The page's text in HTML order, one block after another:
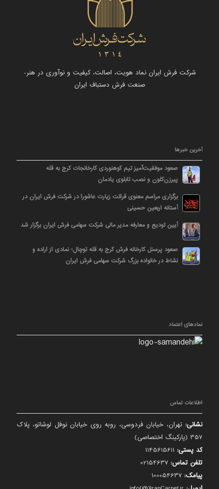
شرکت فرش ایران نماد هویت، اصالت، کیفیت و نوآوری در هنر-
صنعت فرش دستباف ایران
آخرین خبرها
صعود موفقیت‌آمیز تیم کوهنوردی کارخانجات کرج به قله
پیرزن‌کلون و نصب تابلوی یادمان
برگزاری مراسم معنوی قرائت زیارت عاشورا در شرکت فرش ایران در
آستانه اربعین حسینی
آیین تودیع و معارفه مدیر مالی شرکت سهامی فرش ایران برگزار شد
صعود پرسنل کارخانه فرش کرج به قله توچال؛ نمادی از اراده و
نشاط در خانواده بزرگ شرکت سهامی فرش ایران
نمادهای اعتماد
اطلاعات تماس
نشانی: تهران، خیابان فردوسی، روبه روی خیابان نوفل لوشاتو، پلاک
357 (پارکینگ اختصاصی)
کد پستی:
تلفن تماس:
پیامک: